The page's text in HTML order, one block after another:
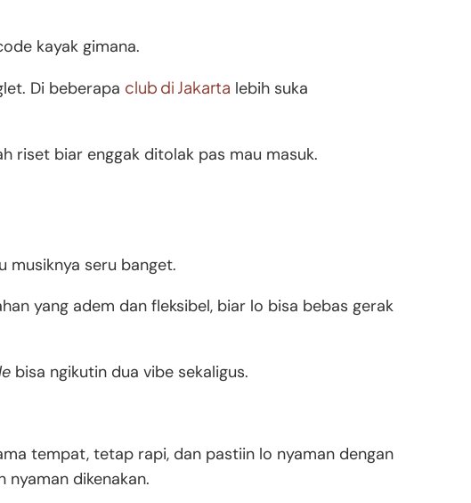
kayak gimana.
Di beberapa club di Jakarta lebih suka
riset biar enggak ditolak pas mau masuk.
musiknya seru banget.
yang adem dan fleksibel, biar lo bisa bebas gerak
bisa ngikutin dua vibe sekaligus.
tempat, tetap rapi, dan pastiin lo nyaman dengan
dikenakan.